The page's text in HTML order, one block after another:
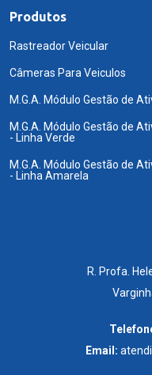
Produtos
Rastreador Veicular
Câmeras Para Veiculos
M.G.A. Módulo Gestão de
M.G.A. Módulo Gestão de
- Linha Verde
M.G.A. Módulo Gestão de
- Linha Amarela
R. Profa.
Email: